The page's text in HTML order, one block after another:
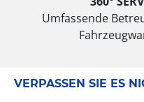
Umfassende
VERPASSEN SIE ES